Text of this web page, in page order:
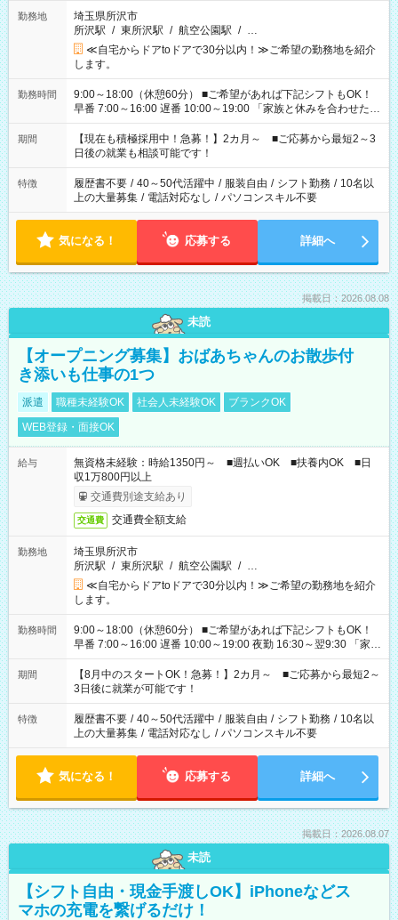
勤務地
埼玉県所沢市
所沢駅 / 東所沢駅 / 航空公園駅 / …
≪自宅からドアtoドアで30分以内！≫ご希望の勤務地を紹介
します。
勤務時間
9:00～18:00（休憩60分） ■ご希望があれば下記シフトもOK！
早番 7:00～16:00 遅番 10:00～19:00 「家族と休みを合わせた
い」 「余裕を持って夕飯の準備がしたい」 「できれば残業はし
たくない」 など、ご希望を教えてくださいね。 ※Wワーク希望
の方へ 今ご覧のお仕事で希望する勤務時間と、もう1つのお仕事
の勤務時間。 合計で週40時間を超える場合は応募できません。
期間
【現在も積極採用中！急募！】2カ月～ ■ご応募から最短2～3
日後の就業も相談可能です！
特徴 履歴書不要 / 40～50代活躍中 / 服装自由 / シフト勤務 / 10名以
上の大量募集 / 電話対応なし / パソコンスキル不要
気になる！ 応募する 詳細へ
掲載日：2026.08.08
未読
【オープニング募集】おばあちゃんのお散歩付
き添いも仕事の1つ
派遣 職種未経験OK 社会人未経験OK
ブランクOK
WEB登録・面接OK
給与
無資格未経験：時給1350円～ ■週払いOK ■扶養内OK ■日
収1万800円以上
交通費別途支給あり
交通費 交通費全額支給
勤務地
埼玉県所沢市
所沢駅 / 東所沢駅 / 航空公園駅 / …
≪自宅からドアtoドアで30分以内！≫ご希望の勤務地を紹介
します。
勤務時間
9:00～18:00（休憩60分） ■ご希望があれば下記シフトもOK！
早番 7:00～16:00 遅番 10:00～19:00 夜勤 16:30～翌9:30 「家族
と休みを合わせたい」 「余裕を持って夕飯の準備がしたい」
「できれば残業はしたくない」 など、ご希望を教えてください
ね。 ※Wワーク希望の方へ 今ご覧のお仕事で希望する勤務時間
と、もう1つのお仕事の勤務時間。 合計で週40時間を超える場
合は応募できません。
期間
【8月中のスタートOK！急募！】2カ月～ ■ご応募から最短2～
3日後に就業が可能です！
特徴 履歴書不要 / 40～50代活躍中 / 服装自由 / シフト勤務 / 10名以
上の大量募集 / 電話対応なし / パソコンスキル不要
気になる！ 応募する 詳細へ
掲載日：2026.08.07
未読
【シフト自由・現金手渡しOK】iPhoneなどス
マホの充電を繋げるだけ！